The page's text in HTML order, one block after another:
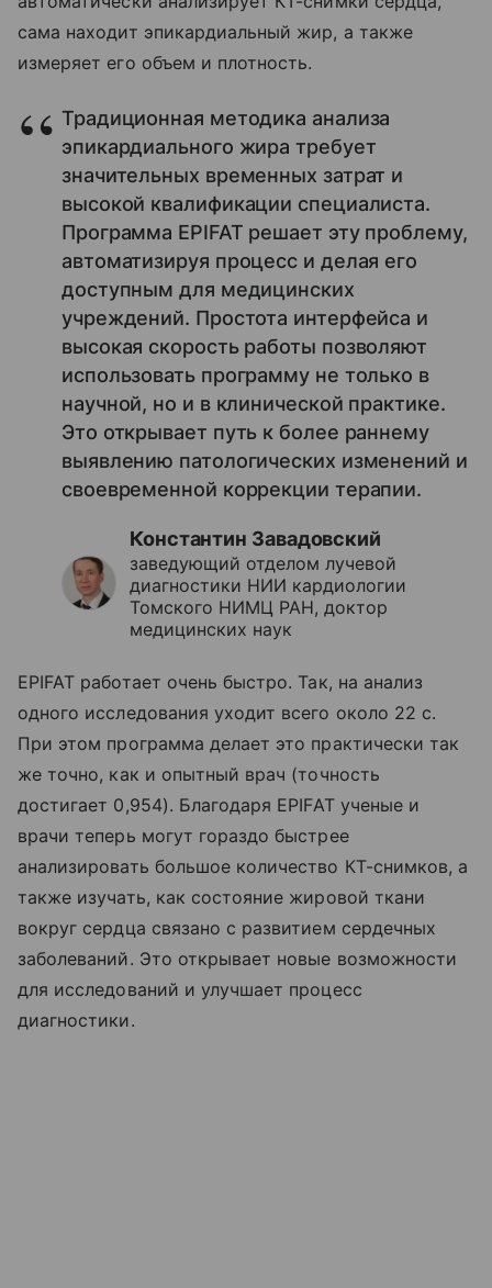
сама находит эпикардиальный жир, а также
измеряет его объем и плотность.
Традиционная методика анализа
эпикардиального жира требует
значительных временных затрат и
высокой квалификации специалиста.
Программа EPIFAT решает эту проблему,
автоматизируя процесс и делая его
доступным для медицинских
учреждений. Простота интерфейса и
высокая скорость работы позволяют
использовать программу не только в
научной, но и в клинической практике.
Это открывает путь к более раннему
выявлению патологических изменений и
своевременной коррекции терапии.
Константин Завадовский
заведующий отделом лучевой
диагностики НИИ кардиологии
Томского НИМЦ РАН, доктор
медицинских наук
EPIFAT работает очень быстро. Так, на анализ
одного исследования уходит всего около 22 с.
При этом программа делает это практически так
же точно, как и опытный врач (точность
достигает 0,954). Благодаря EPIFAT ученые и
врачи теперь могут гораздо быстрее
анализировать большое количество КТ-снимков, а
также изучать, как состояние жировой ткани
вокруг сердца связано с развитием сердечных
заболеваний. Это открывает новые возможности
для исследований и улучшает процесс
диагностики.